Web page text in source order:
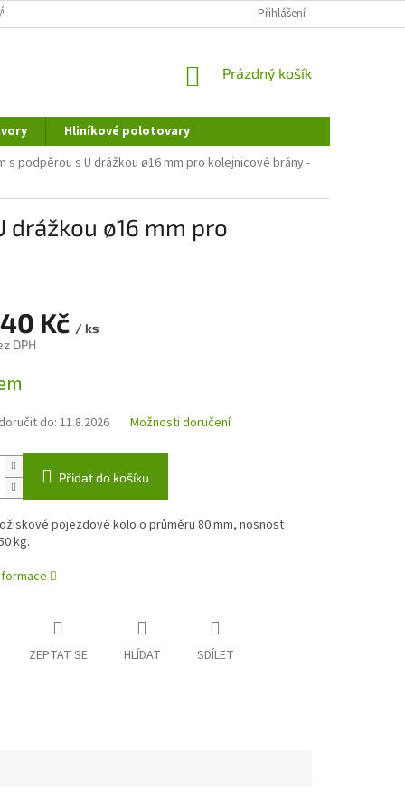
OSOBNÍCH ÚDAJŮ REKLAMAČNÍ ŘÁD
Přihlášení
NÁKUPNÍ
Prázdný košík
Hliníkové polotovary
s podpěrou s U drážkou ø16 mm pro kolejnicové brány -
drážkou ø16 mm pro
Kč / ks
DPH
do: 11.8.2026 Možnosti doručení
Přidat do košíku
pojezdové kolo o průměru 80 mm, nosnost
kg.
ZEPTAT SE HLÍDAT SDÍLET